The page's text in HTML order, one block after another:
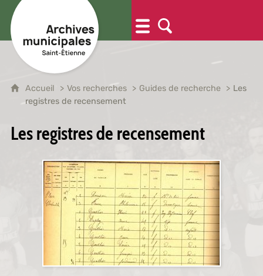
Accueil Vos recherches Guides de recherche
Les
registres de recensement
Les registres de recensement